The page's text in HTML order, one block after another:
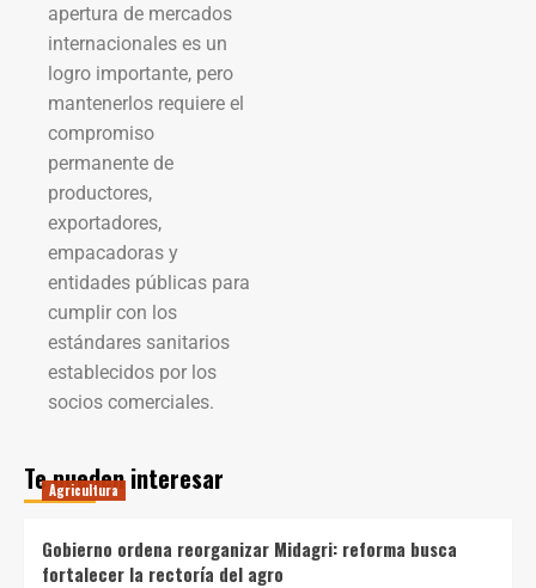
apertura de mercados
internacionales es un
logro importante, pero
mantenerlos requiere el
compromiso
permanente de
productores,
exportadores,
empacadoras y
entidades públicas para
cumplir con los
estándares sanitarios
establecidos por los
socios comerciales.
Te pueden interesar
Agricultura
Gobierno ordena reorganizar Midagri: reforma busca
fortalecer la rectoría del agro